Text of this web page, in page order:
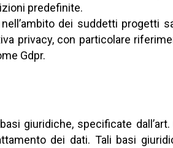
predefinite.
dei suddetti progetti
privacy, con particolare
Gdpr.
giuridiche, specificate dall’art.
dei dati. Tali basi